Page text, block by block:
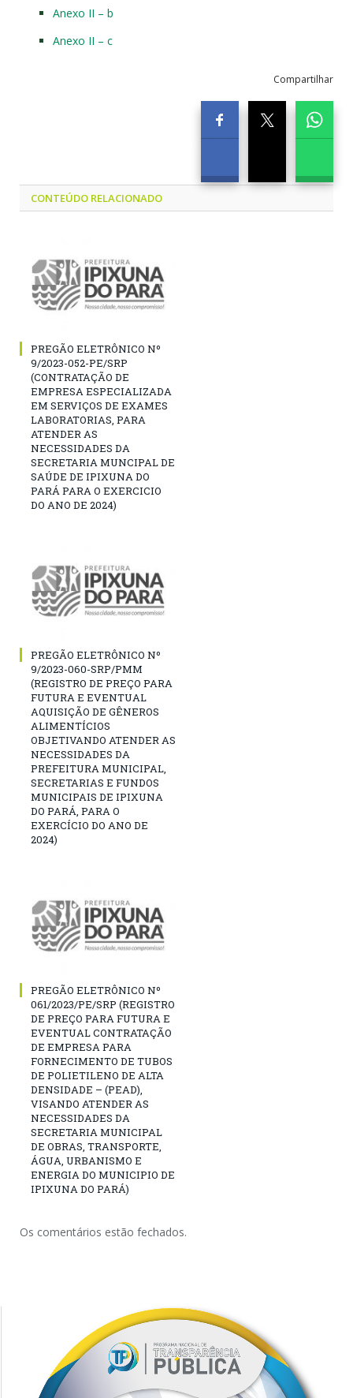
Anexo II – b
Anexo II – c
Compartilhar
CONTEÚDO RELACIONADO
PREGÃO ELETRÔNICO Nº
9/2023-052-PE/SRP
(CONTRATAÇÃO DE
EMPRESA ESPECIALIZADA
EM SERVIÇOS DE EXAMES
LABORATORIAS, PARA
ATENDER AS
NECESSIDADES DA
SECRETARIA MUNCIPAL DE
SAÚDE DE IPIXUNA DO
PARÁ PARA O EXERCICIO
DO ANO DE 2024)
PREGÃO ELETRÔNICO Nº
9/2023-060-SRP/PMM
(REGISTRO DE PREÇO PARA
FUTURA E EVENTUAL
AQUISIÇÃO DE GÊNEROS
ALIMENTÍCIOS
OBJETIVANDO ATENDER AS
NECESSIDADES DA
PREFEITURA MUNICIPAL,
SECRETARIAS E FUNDOS
MUNICIPAIS DE IPIXUNA
DO PARÁ, PARA O
EXERCÍCIO DO ANO DE
2024)
PREGÃO ELETRÔNICO Nº
061/2023/PE/SRP (REGISTRO
DE PREÇO PARA FUTURA E
EVENTUAL CONTRATAÇÃO
DE EMPRESA PARA
FORNECIMENTO DE TUBOS
DE POLIETILENO DE ALTA
DENSIDADE – (PEAD),
VISANDO ATENDER AS
NECESSIDADES DA
SECRETARIA MUNICIPAL
DE OBRAS, TRANSPORTE,
ÁGUA, URBANISMO E
ENERGIA DO MUNICIPIO DE
IPIXUNA DO PARÁ)
Os comentários estão fechados.